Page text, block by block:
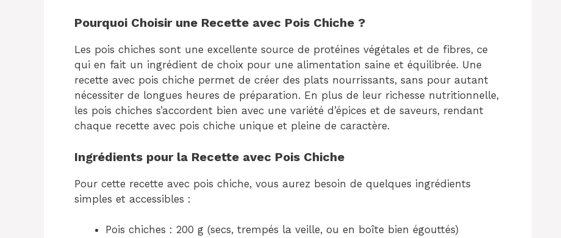
Pourquoi Choisir une Recette avec Pois Chiche ?
Les pois chiches sont une excellente source de protéines végétales et de fibres, ce
qui en fait un ingrédient de choix pour une alimentation saine et équilibrée. Une
recette avec pois chiche permet de créer des plats nourrissants, sans pour autant
nécessiter de longues heures de préparation. En plus de leur richesse nutritionnelle,
les pois chiches s’accordent bien avec une variété d’épices et de saveurs, rendant
chaque recette avec pois chiche unique et pleine de caractère.
Ingrédients pour la Recette avec Pois Chiche
Pour cette recette avec pois chiche, vous aurez besoin de quelques ingrédients
simples et accessibles :
Pois chiches : 200 g (secs, trempés la veille, ou en boîte bien égouttés)